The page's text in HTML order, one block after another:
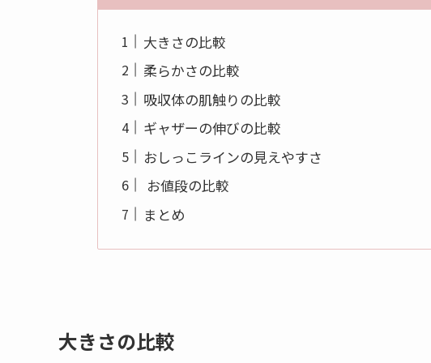
大きさの比較
柔らかさの比較
吸収体の肌触りの比較
ギャザーの伸びの比較
おしっこラインの見えやすさ
お値段の比較
まとめ
大きさの比較